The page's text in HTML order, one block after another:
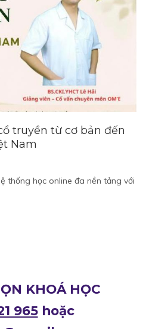
truyền từ cơ bản đến
Nam
thống học online đa nền tảng với
KHOÁ HỌC
965hoặc